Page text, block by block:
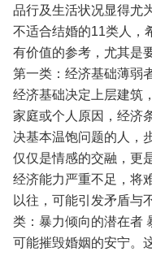
品行及生活状况显得尤
不适合结婚的11类人，
有价值的参考，尤其是
第一类：经济基础薄弱
经济基础决定上层建筑
家庭或个人原因，经济
决基本温饱问题的人，
仅仅是情感的交融，更
经济能力严重不足，将
以往，可能引发矛盾与
类：暴力倾向的潜在者
可能摧毁婚姻的安宁。